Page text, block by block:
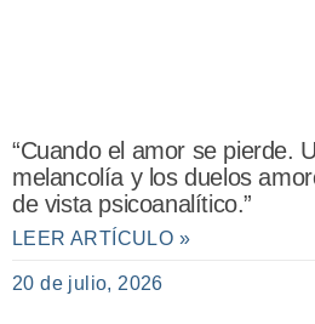
“Cuando el amor se pierde.
melancolía y los duelos
de vista psicoanalítico.”
LEER ARTÍCULO »
20 de julio, 2026